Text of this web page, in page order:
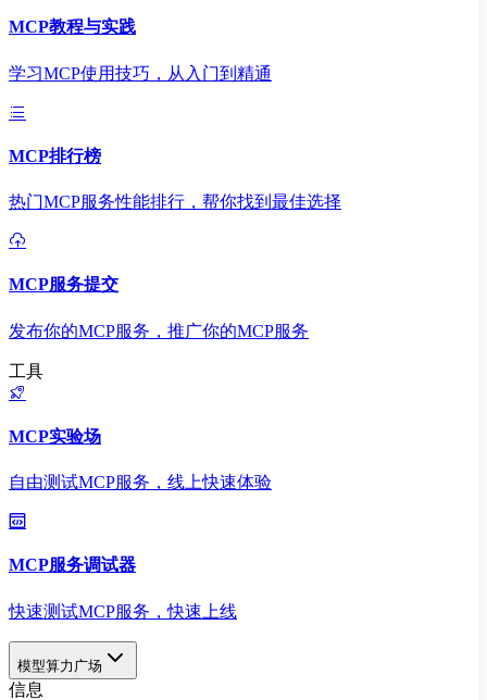
MCP教程与实践
学习MCP使用技巧，从入门到精通
MCP排行榜
热门MCP服务性能排行，帮你找到最佳选择
MCP服务提交
发布你的MCP服务，推广你的MCP服务
工具
MCP实验场
自由测试MCP服务，线上快速体验
MCP服务调试器
快速测试MCP服务，快速上线
模型算力广场
信息